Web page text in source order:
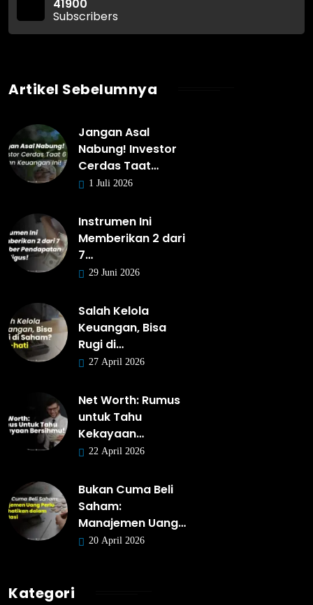
41900
Subscribers
Artikel Sebelumnya
Jangan Asal
Nabung! Investor
Cerdas Taat…
1 Juli 2026
Instrumen Ini
Memberikan 2 dari
7…
29 Juni 2026
Salah Kelola
Keuangan, Bisa
Rugi di…
27 April 2026
Net Worth: Rumus
untuk Tahu
Kekayaan…
22 April 2026
Bukan Cuma Beli
Saham:
Manajemen Uang…
20 April 2026
Kategori